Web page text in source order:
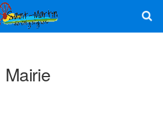
Mairie